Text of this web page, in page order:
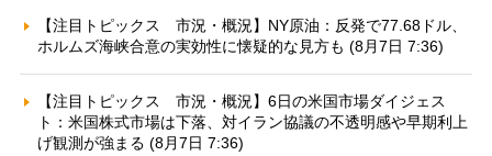
【注目トピックス 市況・概況】NY原油：反発で77.68ドル、
ホルムズ海峡合意の実効性に懐疑的な見方も (8月7日 7:36)
【注目トピックス 市況・概況】6日の米国市場ダイジェス
ト：米国株式市場は下落、対イラン協議の不透明感や早期利上
げ観測が強まる (8月7日 7:36)